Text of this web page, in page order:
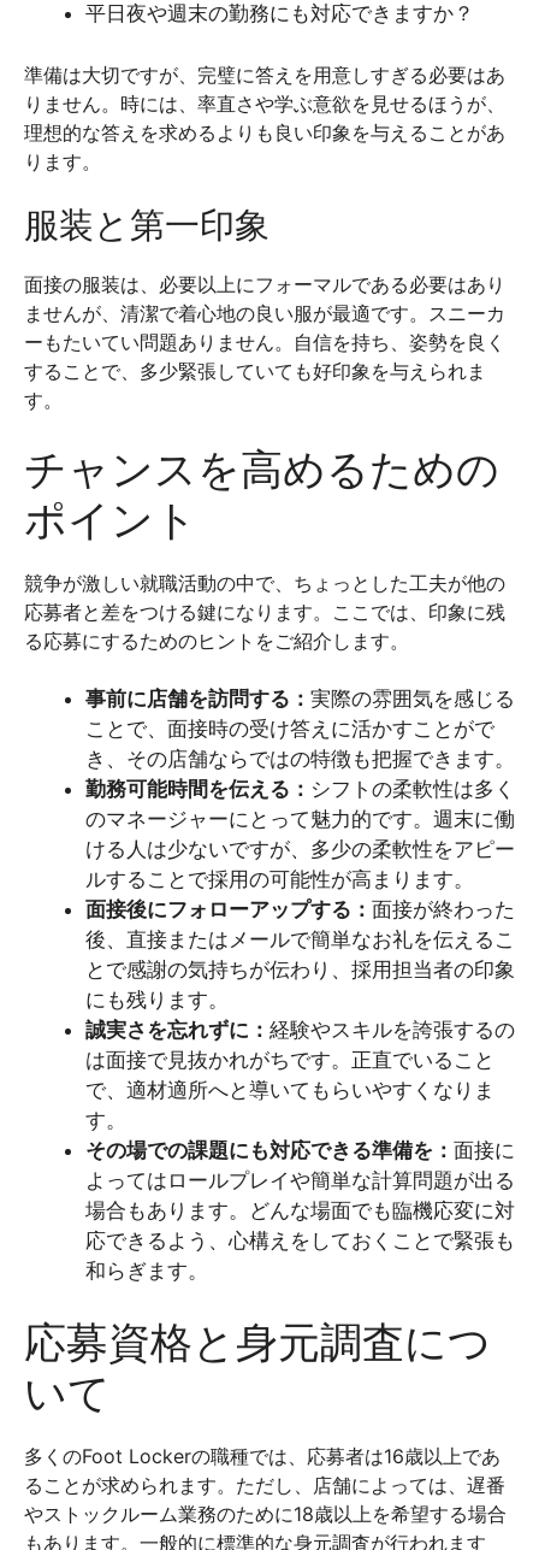
平日夜や週末の勤務にも対応できますか？
準備は大切ですが、完璧に答えを用意しすぎる必要はあ
りません。時には、率直さや学ぶ意欲を見せるほうが、
理想的な答えを求めるよりも良い印象を与えることがあ
ります。
服装と第一印象
面接の服装は、必要以上にフォーマルである必要はあり
ませんが、清潔で着心地の良い服が最適です。スニーカ
ーもたいてい問題ありません。自信を持ち、姿勢を良く
することで、多少緊張していても好印象を与えられま
す。
チャンスを高めるための
ポイント
競争が激しい就職活動の中で、ちょっとした工夫が他の
応募者と差をつける鍵になります。ここでは、印象に残
る応募にするためのヒントをご紹介します。
事前に店舗を訪問する： 実際の雰囲気を感じる
ことで、面接時の受け答えに活かすことがで
き、その店舗ならではの特徴も把握できます。
勤務可能時間を伝える： シフトの柔軟性は多く
のマネージャーにとって魅力的です。週末に働
ける人は少ないですが、多少の柔軟性をアピー
ルすることで採用の可能性が高まります。
面接後にフォローアップする： 面接が終わった
後、直接またはメールで簡単なお礼を伝えるこ
とで感謝の気持ちが伝わり、採用担当者の印象
にも残ります。
誠実さを忘れずに： 経験やスキルを誇張するの
は面接で見抜かれがちです。正直でいること
で、適材適所へと導いてもらいやすくなりま
す。
その場での課題にも対応できる準備を： 面接に
よってはロールプレイや簡単な計算問題が出る
場合もあります。どんな場面でも臨機応変に対
応できるよう、心構えをしておくことで緊張も
和らぎます。
応募資格と身元調査につ
いて
多くのFoot Lockerの職種では、応募者は16歳以上であ
ることが求められます。ただし、店舗によっては、遅番
やストックルーム業務のために18歳以上を希望する場合
もあります。一般的に標準的な身元調査が行われます